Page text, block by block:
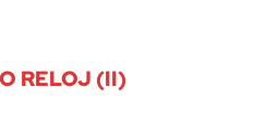
RELOJ (II)